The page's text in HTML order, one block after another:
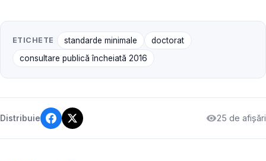
ETICHETE standarde minimale
doctorat
consultare publică încheiată 2016
Distribuie 25 de afișări